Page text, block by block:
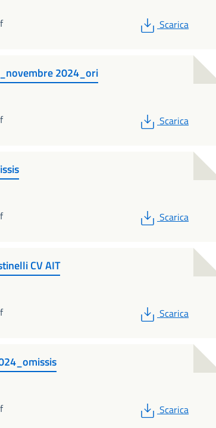
PDF
Scarica
2024_ori
PDF
Scarica
PDF
Scarica
CV AIT
PDF
Scarica
PDF
Scarica